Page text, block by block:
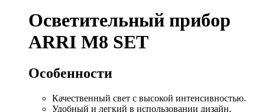
Осветительный прибор
ARRI M8 SET
Особенности
Качественный свет с высокой интенсивностью.
Удобный и легкий в использовании дизайн.